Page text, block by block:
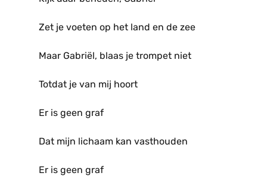
Zet je voeten op het land en de zee
Maar Gabriël, blaas je trompet niet
Totdat je van mij hoort
Er is geen graf
Dat mijn lichaam kan vasthouden
Er is geen graf